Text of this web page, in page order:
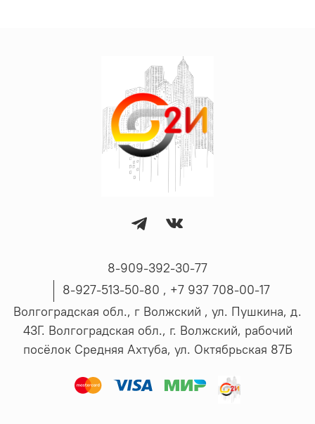
8-909-392-30-77
8-927-513-50-80 , ‪+7 937 708-00-17
Волгоградская обл., г Волжский , ул. Пушкина, д.
43Г. Волгоградская обл., г. Волжский, рабочий
посёлок Средняя Ахтуба, ул. Октябрьская 87Б